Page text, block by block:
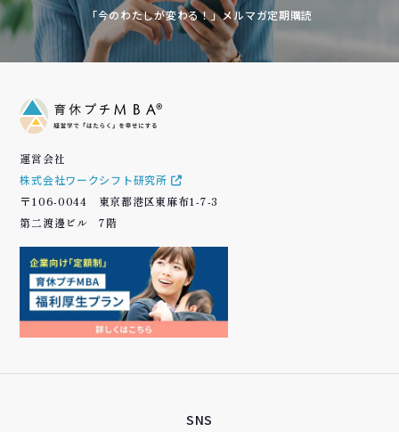
「今のわたしが変わる！」メルマガ定期購読
運営会社
株式会社ワークシフト研究所
〒106-0044 東京都港区東麻布1-7-3
第二渡邊ビル 7階
SNS